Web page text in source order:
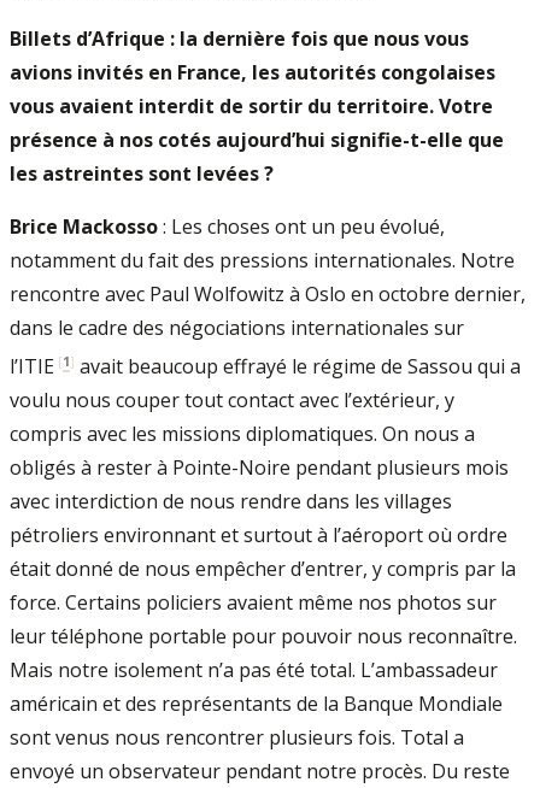
Billets d’Afrique : la dernière fois que nous vous
avions invités en France, les autorités congolaises
vous avaient interdit de sortir du territoire. Votre
présence à nos cotés aujourd’hui signifie-t-elle que
les astreintes sont levées ?
Brice Mackosso: Les choses ont un peu évolué,
notamment du fait des pressions internationales. Notre
rencontre avec Paul Wolfowitz à Oslo en octobre dernier,
dans le cadre des négociations internationales sur
l’ITIE [1] avait beaucoup effrayé le régime de Sassou qui a
voulu nous couper tout contact avec l’extérieur, y
compris avec les missions diplomatiques. On nous a
obligés à rester à Pointe-Noire pendant plusieurs mois
avec interdiction de nous rendre dans les villages
pétroliers environnant et surtout à l’aéroport où ordre
était donné de nous empêcher d’entrer, y compris par la
force. Certains policiers avaient même nos photos sur
leur téléphone portable pour pouvoir nous reconnaître.
Mais notre isolement n’a pas été total. L’ambassadeur
américain et des représentants de la Banque Mondiale
sont venus nous rencontrer plusieurs fois. Total a
envoyé un observateur pendant notre procès. Du reste